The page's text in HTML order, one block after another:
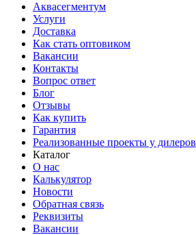
Аквасегментум
Услуги
Доставка
Как стать оптовиком
Вакансии
Контакты
Вопрос ответ
Блог
Отзывы
Как купить
Гарантия
Реализованные проекты у дилеров
Каталог
О нас
Калькулятор
Новости
Обратная связь
Реквизиты
Вакансии